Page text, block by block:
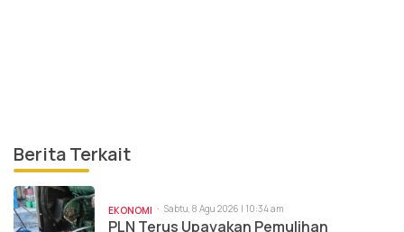
Berita Terkait
EKONOMI Sabtu, 8 Agu 2026 | 10:34 am
PLN Terus Upayakan Pemulihan